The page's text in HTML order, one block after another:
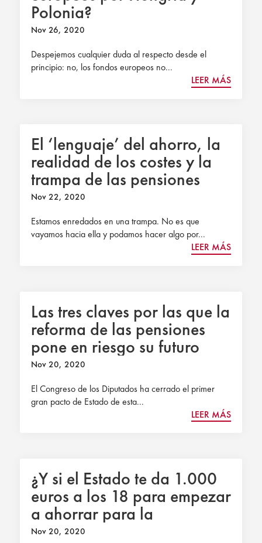
Polonia?
Nov 26, 2020
Despejemos cualquier duda al respecto desde el
principio: no, los fondos europeos no...
LEER MÁS
El ‘lenguaje’ del ahorro, la
realidad de los costes y la
trampa de las pensiones
Nov 22, 2020
Estamos enredados en una trampa. No es que
vayamos hacia ella y podamos hacer algo por...
LEER MÁS
Las tres claves por las que la
reforma de las pensiones
pone en riesgo su futuro
Nov 20, 2020
El Congreso de los Diputados ha cerrado el primer
gran pacto de Estado de esta...
LEER MÁS
¿Y si el Estado te da 1.000
euros a los 18 para empezar
a ahorrar para la
jubilación?
Nov 20, 2020